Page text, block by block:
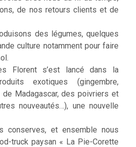
de nos retours clients et de
des légumes, quelques
culture notamment pour faire
Florent s’est lancé dans la
exotiques (gingembre,
de Madagascar, des poivriers et
nouveautés…), une nouvelle
conserves, et ensemble nous
truck paysan « La Pie-Corette